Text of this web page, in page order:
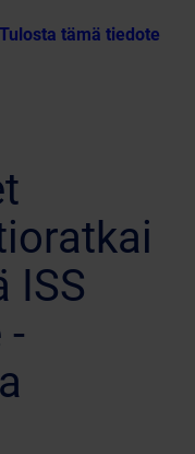
Tulosta tämä tiedote
ISS
-